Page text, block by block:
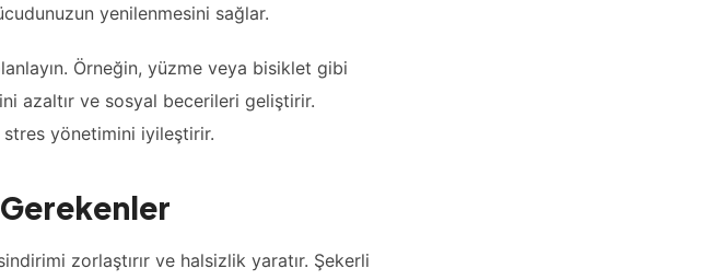
yenilenmesini sağlar.
Örneğin, yüzme veya bisiklet gibi
azaltır ve sosyal becerileri geliştirir.
yönetimini iyileştirir.
Gerekenler
zorlaştırır ve halsizlik yaratır. Şekerli